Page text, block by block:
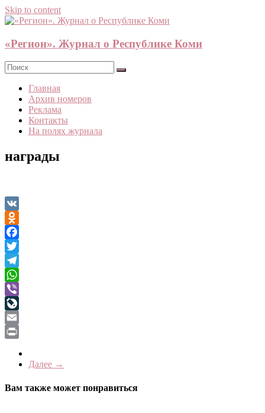
Skip to content
«Регион». Журнал о Республике Коми
Главная
Архив номеров
Реклама
Контакты
На полях журнала
награды
VK
Odnoklassniki
Facebook
Twitter
Telegram
WhatsApp
Viber
LiveJournal
Email
Далее →
Вам также может понравиться